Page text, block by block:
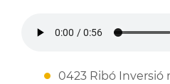
0423 Ribó Inversió